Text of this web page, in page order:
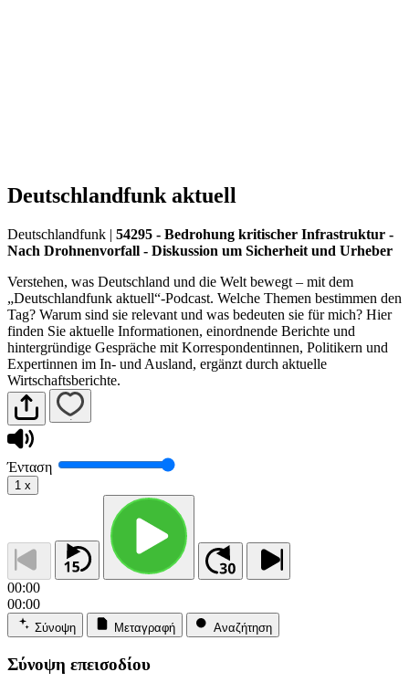
Deutschlandfunk aktuell
Deutschlandfunk | 54295 - Bedrohung kritischer Infrastruktur -
Nach Drohnenvorfall - Diskussion um Sicherheit und Urheber
Verstehen, was Deutschland und die Welt bewegt – mit dem
„Deutschlandfunk aktuell“-Podcast. Welche Themen bestimmen den
Tag? Warum sind sie relevant und was bedeuten sie für mich? Hier
finden Sie aktuelle Informationen, einordnende Berichte und
hintergründige Gespräche mit Korrespondentinnen, Politikern und
Expertinnen im In- und Ausland, ergänzt durch aktuelle
Wirtschaftsberichte.
Ένταση
1 x
00:00
00:00
Σύνοψη Μεταγραφή Αναζήτηση
Σύνοψη επεισοδίου